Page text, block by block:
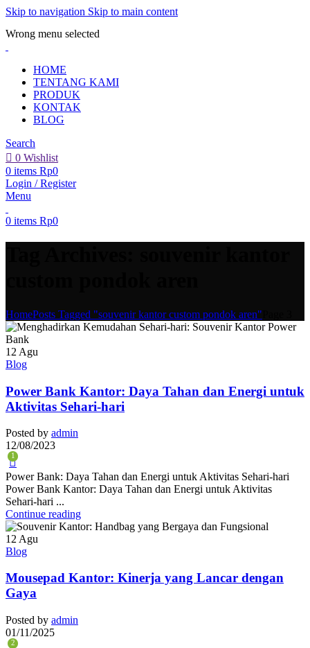
Skip to navigation Skip to main content
Wrong menu selected
HOME
TENTANG KAMI
PRODUK
KONTAK
BLOG
Search
0 Wishlist
0 items Rp0
Login / Register
Menu
0 items Rp0
HomePosts Tagged "souvenir kantor custom pondok aren"
12 Agu
Blog
Power Bank Kantor: Daya Tahan dan Energi untuk
Aktivitas Sehari-hari
Posted by admin
12/08/2023
1
Power Bank: Daya Tahan dan Energi untuk Aktivitas Sehari-hari
Power Bank Kantor: Daya Tahan dan Energi untuk Aktivitas
Sehari-hari ...
Continue reading
12 Agu
Blog
Mousepad Kantor: Kinerja yang Lancar dengan
Gaya
Posted by admin
01/11/2025
2